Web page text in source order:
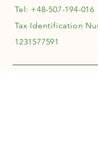
Tel: +48-507-194-016
Tax Identification
1231577591